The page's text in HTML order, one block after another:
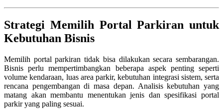
Strategi Memilih Portal Parkiran untuk
Kebutuhan Bisnis
Memilih portal parkiran tidak bisa dilakukan secara sembarangan.
Bisnis perlu mempertimbangkan beberapa aspek penting seperti
volume kendaraan, luas area parkir, kebutuhan integrasi sistem, serta
rencana pengembangan di masa depan. Analisis kebutuhan yang
matang akan membantu menentukan jenis dan spesifikasi portal
parkir yang paling sesuai.